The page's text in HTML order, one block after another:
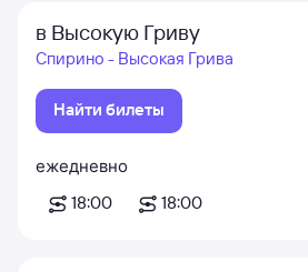
в Высокую Гриву
Спирино - Высокая Грива
Найти билеты
ежедневно
18:00
18:00